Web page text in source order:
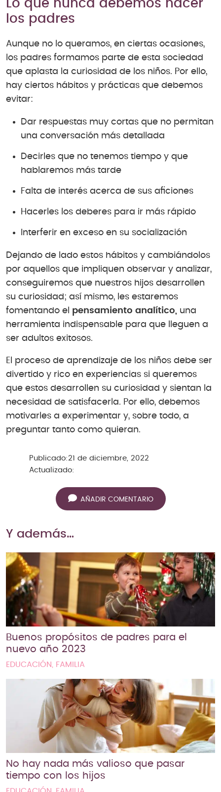
Lo que nunca debemos hacer
los padres
Aunque no lo queramos, en ciertas ocasiones,
los padres formamos parte de esta sociedad
que aplasta la curiosidad de los niños. Por ello,
hay ciertos hábitos y prácticas que debemos
evitar:
Dar respuestas muy cortas que no permitan
una conversación más detallada
Decirles que no tenemos tiempo y que
hablaremos más tarde
Falta de interés acerca de sus aficiones
Hacerles los deberes para ir más rápido
Interferir en exceso en su socialización
Dejando de lado estos hábitos y cambiándolos
por aquellos que impliquen observar y analizar,
conseguiremos que nuestros hijos desarrollen
su curiosidad; así mismo, les estaremos
fomentando el pensamiento analítico, una
herramienta indispensable para que lleguen a
ser adultos exitosos.
El proceso de aprendizaje de los niños debe ser
divertido y rico en experiencias si queremos
que estos desarrollen su curiosidad y sientan la
necesidad de satisfacerla. Por ello, debemos
motivarles a experimentar y, sobre todo, a
preguntar tanto como quieran.
Publicado:21 de diciembre, 2022
Actualizado:
AÑADIR COMENTARIO
Y además…
Buenos propósitos de padres para el
nuevo año 2023
EDUCACIÓN, FAMILIA
No hay nada más valioso que pasar
tiempo con los hijos